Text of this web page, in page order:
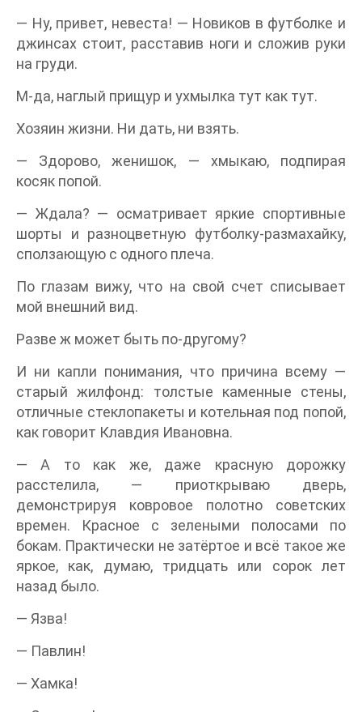
— Ну, привет, невеста! — Новиков в футболке и
джинсах стоит, расставив ноги и сложив руки
на груди.
М-да, наглый прищур и ухмылка тут как тут.
Хозяин жизни. Ни дать, ни взять.
— Здорово, женишок, — хмыкаю, подпирая
косяк попой.
— Ждала? — осматривает яркие спортивные
шорты и разноцветную футболку-размахайку,
сползающую с одного плеча.
По глазам вижу, что на свой счет списывает
мой внешний вид.
Разве ж может быть по-другому?
И ни капли понимания, что причина всему —
старый жилфонд: толстые каменные стены,
отличные стеклопакеты и котельная под попой,
как говорит Клавдия Ивановна.
— А то как же, даже красную дорожку
расстелила, — приоткрываю дверь,
демонстрируя ковровое полотно советских
времен. Красное с зелеными полосами по
бокам. Практически не затёртое и всё такое же
яркое, как, думаю, тридцать или сорок лет
назад было.
— Язва!
— Павлин!
— Хамка!